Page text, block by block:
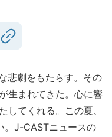
悲劇をもたらす。その
生まれてきた。心に響
してくれる。この夏、
。J-CASTニュースの